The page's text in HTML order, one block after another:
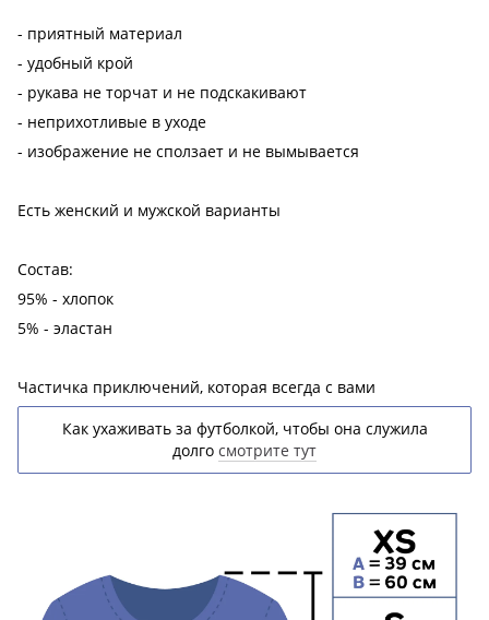
- приятный материал
- удобный крой
- рукава не торчат и не подскакивают
- неприхотливые в уходе
- изображение не сползает и не вымывается
Есть женский и мужской варианты
Состав:
95% - хлопок
5% - эластан
Частичка приключений, которая всегда с вами
Как ухаживать за футболкой, чтобы она служила
долго смотрите тут